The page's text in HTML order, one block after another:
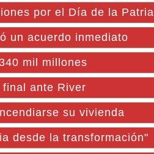
por el Día de la Patria
un acuerdo inmediato
mil millones
ante River
su vivienda
desde la transformación"